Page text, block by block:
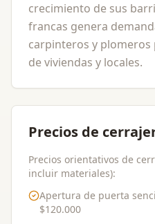
crecimiento de sus
francas genera
carpinteros y
de viviendas y locales.
Precios de
Precios orientativos de
incluir materiales):
Apertura de puerta
$120.000